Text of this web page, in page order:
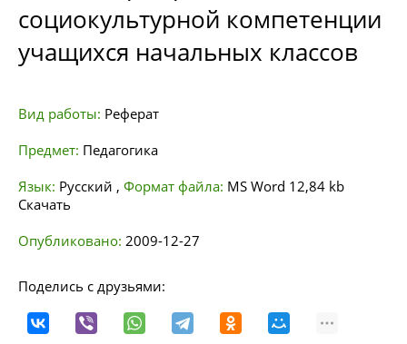
социокультурной компетенции
учащихся начальных классов
Вид работы: Реферат
Предмет: Педагогика
Язык: Русский , Формат файла: MS Word 12,84 kb
Скачать
Опубликовано: 2009-12-27
Поделись с друзьями: